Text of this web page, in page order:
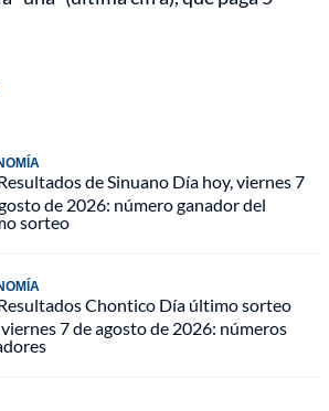
de Sinuano Día hoy, viernes 7
de 2026: número ganador del
sorteo
Chontico Día último sorteo
7 de agosto de 2026: números